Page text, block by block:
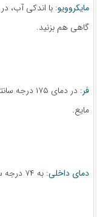
مایکروویو: با اندکی آب،
گاهی هم بزنید.
فر:
مایع.
دمای داخلی: به ۷۴ درجه سانتی‌گراد (۱۶۵°F) برسد.